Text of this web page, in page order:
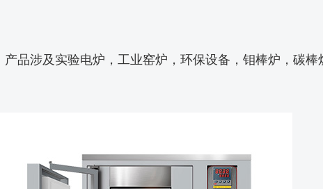
产品涉及实验电炉，工业窑炉，环保设备，钼棒炉，碳